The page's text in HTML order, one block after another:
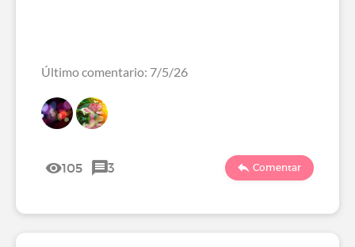
Último comentario: 7/5/26
105 3 Comentar